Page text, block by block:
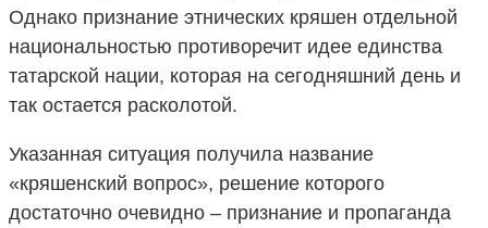
Однако признание этнических кряшен отдельной
национальностью противоречит идее единства
татарской нации, которая на сегодняшний день и
так остается расколотой.
Указанная ситуация получила название
«кряшенский вопрос», решение которого
достаточно очевидно – признание и пропаганда